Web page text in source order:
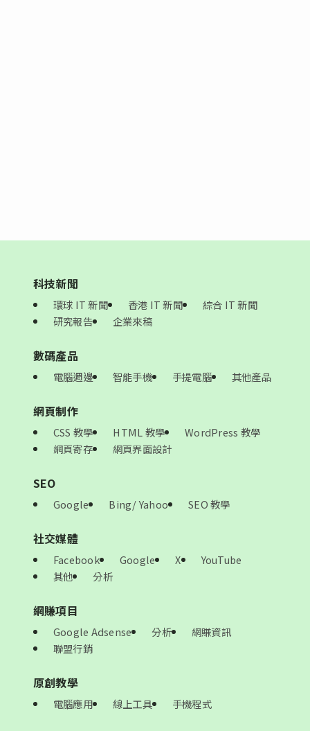
科技新聞
環球 IT 新聞 香港 IT 新聞
綜合 IT 新聞
研究報告
企業來稿
數碼產品
電腦週邊 智能手機 手提電腦 其他產品
網頁制作
CSS 教學 HTML 教學
WordPress 教學
網頁寄存
網頁界面設計
SEO
Google Bing/ Yahoo SEO 教學
社交媒體
Facebook Google X
YouTube
其他
分析
網賺項目
Google Adsense 分析
網賺資訊
聯盟行銷
原創教學
電腦應用 線上工具 手機程式